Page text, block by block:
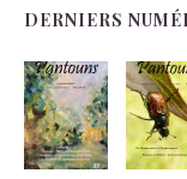
DERNIERS